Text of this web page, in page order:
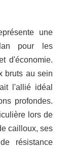
une
pour les
d'économie.
bruts au sein
l'allié idéal
profondes.
lors de
cailloux, ses
résistance